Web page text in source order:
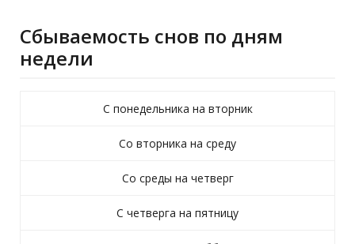
Сбываемость снов по дням
недели
С понедельника на вторник
Со вторника на среду
Со среды на четверг
С четверга на пятницу